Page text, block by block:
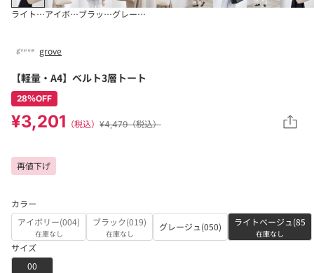
ライトベージュ(85
アイボリー(004)ブラック(019)グレージュ(050)
grove
【軽量・A4】ベルト3層トート
28％OFF
¥3,201 （税込） ¥4,479（税込）
再値下げ
カラー
アイボリー(004)
在庫なし
ブラック(019)
在庫なし
グレージュ(050) ライトベージュ(85
在庫なし
サイズ
00